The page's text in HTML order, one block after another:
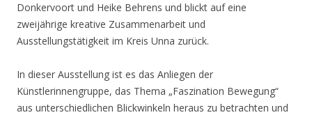
Donkervoort und Heike Behrens und blickt auf eine
zweijährige kreative Zusammenarbeit und
Ausstellungstätigkeit im Kreis Unna zurück.
In dieser Ausstellung ist es das Anliegen der
Künstlerinnengruppe, das Thema „Faszination Bewegung“
aus unterschiedlichen Blickwinkeln heraus zu betrachten und